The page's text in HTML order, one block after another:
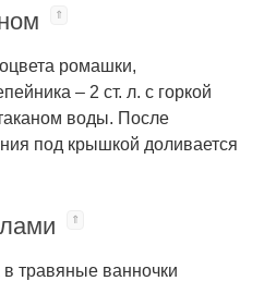
ромашки,
– 2 ст. л. с горкой
воды. После
под крышкой доливается
травяные ванночки